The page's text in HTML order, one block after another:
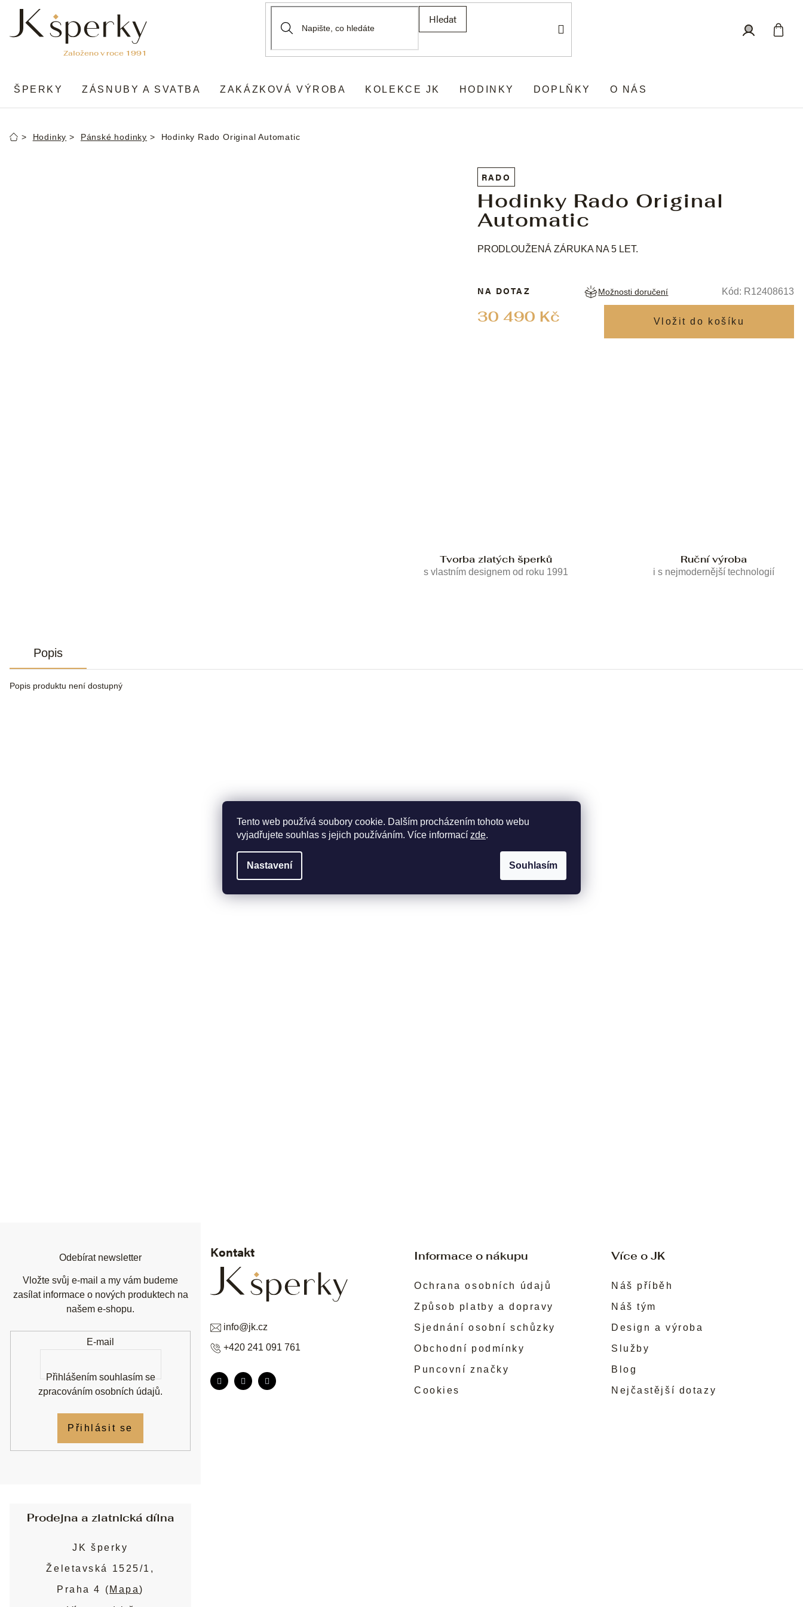
Tento web používá soubory cookie. Dalším procházením tohoto webu
vyjadřujete souhlas s jejich používáním. Více informací zde.
Nastavení Souhlasím
obsah
Hledat
ŠPERKY ZÁSNUBY A SVATBA ZAKÁZKOVÁ VÝROBA KOLEKCE JK HODINKY DOPLŇKY O NÁS
DomůHodinky Pánské hodinky Hodinky Rado Original Automatic
RADO
Hodinky Rado Original
Automatic
PRODLOUŽENÁ ZÁRUKA NA 5 LET.
30 490 Kč
NA DOTAZ Možnosti doručení Kód: R12408613
Tvorba zlatých šperků
s vlastním designem od roku 1991
Ruční výroba
i s nejmodernější technologií
Popis
Popis produktu není dostupný
Informace o nákupu
Ochrana osobních údajů
Způsob platby a dopravy
Sjednání osobní schůzky
Obchodní podmínky
Puncovní značky
Cookies
Více o JK
Náš příběh
Náš tým
Design a výroba
Služby
Blog
Nejčastější dotazy
Kontakt
info@jk.cz
+420 241 091 761
Odebírat newsletter
Vložte svůj e-mail a my vám budeme
zasílat informace o nových produktech na
našem e-shopu.
E-mail
Přihlášením souhlasím se
zpracováním osobních údajů.
Přihlásit se
Prodejna a zlatnická dílna
JK šperky
Želetavská 1525/1,
Praha 4 ( Mapa)